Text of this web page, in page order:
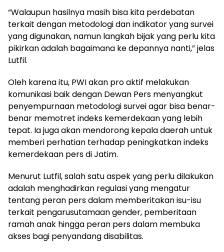
“Walaupun hasilnya masih bisa kita perdebatan
terkait dengan metodologi dan indikator yang survei
yang digunakan, namun langkah bijak yang perlu kita
pikirkan adalah bagaimana ke depannya nanti,” jelas
Lutfil.
Oleh karena itu, PWI akan pro aktif melakukan
komunikasi baik dengan Dewan Pers menyangkut
penyempurnaan metodologi survei agar bisa benar-
benar memotret indeks kemerdekaan yang lebih
tepat. Ia juga akan mendorong kepala daerah untuk
memberi perhatian terhadap peningkatkan indeks
kemerdekaan pers di Jatim.
Menurut Lutfil, salah satu aspek yang perlu dilakukan
adalah menghadirkan regulasi yang mengatur
tentang peran pers dalam memberitakan isu-isu
terkait pengarusutamaan gender, pemberitaan
ramah anak hingga peran pers dalam membuka
akses bagi penyandang disabilitas.